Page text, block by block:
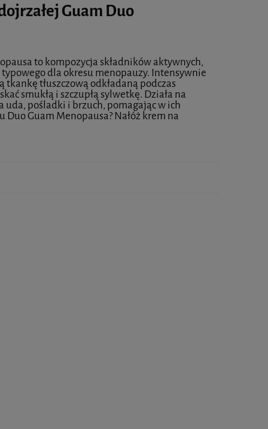
Guam Duo
to kompozycja składników aktywnych,
dla okresu menopauzy. Intensywnie
tłuszczową odkładaną podczas
smukłą i szczupłą sylwetkę. Działa na
uda, pośladki i brzuch, pomagając w ich
Guam Menopausa? Nałóż krem na